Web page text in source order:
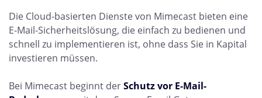
Die Cloud-basierten Dienste von Mimecast bieten eine
E-Mail-Sicherheitslösung, die einfach zu bedienen und
schnell zu implementieren ist, ohne dass Sie in Kapital
investieren müssen.
Bei Mimecast beginnt derSchutz vor E-Mail-